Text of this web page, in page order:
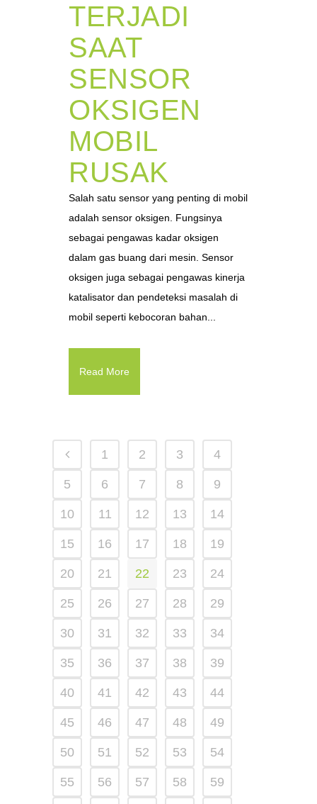
TERJADI
SAAT
SENSOR
OKSIGEN
MOBIL
RUSAK
Salah satu sensor yang penting di mobil
adalah sensor oksigen. Fungsinya
sebagai pengawas kadar oksigen
dalam gas buang dari mesin. Sensor
oksigen juga sebagai pengawas kinerja
katalisator dan pendeteksi masalah di
mobil seperti kebocoran bahan...
Read More
1 2 3 4
5 6 7 8 9
10 11 12 13 14
15 16 17 18 19
20 21 22 23 24
25 26 27 28 29
30 31 32 33 34
35 36 37 38 39
40 41 42 43 44
45 46 47 48 49
50 51 52 53 54
55 56 57 58 59